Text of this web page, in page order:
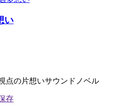
い
点の片想いサウンドノベル